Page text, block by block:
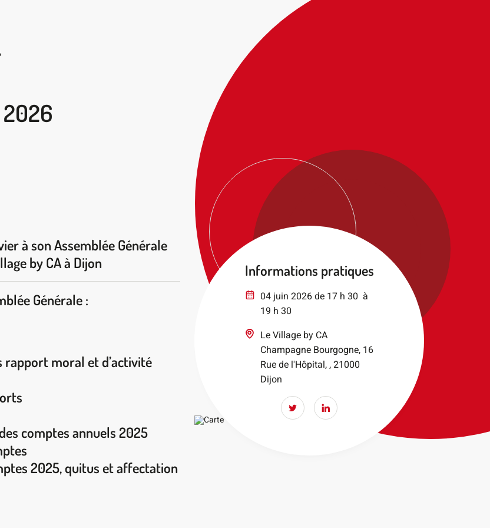
2026
à son Assemblée Générale
by CA à Dijon
Générale :
rapport moral et d’activité
comptes annuels 2025
2025, quitus et affectation
Informations pratiques
04 juin 2026 de 17 h 30 à
19 h 30
Le Village by CA
Champagne Bourgogne, 16
Rue de l'Hôpital, , 21000
Dijon